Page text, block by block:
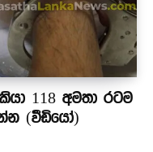
118 අමතා රටම
(වීඩියෝ)